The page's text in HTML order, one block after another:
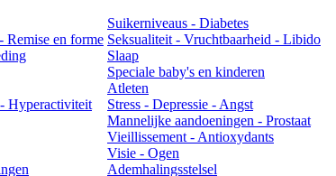
Remise en forme
Hyperactiviteit
Suikerniveaus - Diabetes
Seksualiteit - Vruchtbaarheid - Libido
Slaap
Speciale baby's en kinderen
Atleten
Stress - Depressie - Angst
Mannelijke aandoeningen - Prostaat
Vieillissement - Antioxydants
Visie - Ogen
Ademhalingsstelsel